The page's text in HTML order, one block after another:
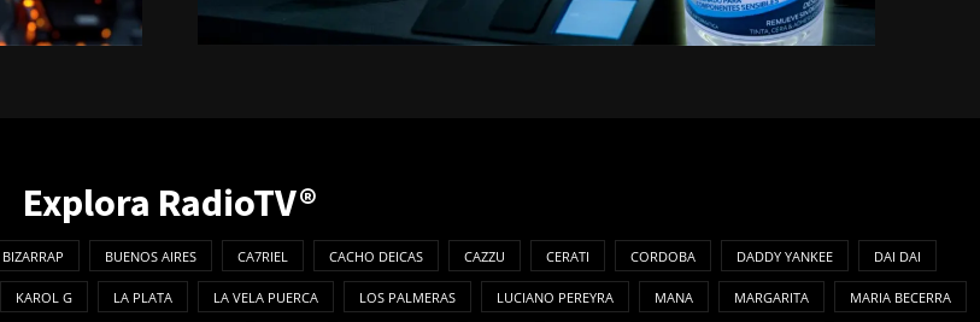
Explora RadioTV®
BIZARRAP BUENOS AIRES CA7RIEL CACHO DEICAS CAZZU CERATI CORDOBA DADDY YANKEE DAI DAI
KAROL G LA PLATA LA VELA PUERCA LOS PALMERAS LUCIANO PEREYRA MANA MARGARITA MARIA BECERRA